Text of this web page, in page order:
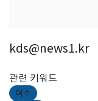
kds@news1.kr
관련 키워드
여수